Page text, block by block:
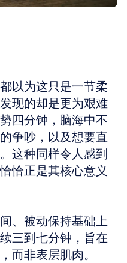
以为这只是一节柔
现的却是更为艰难
四分钟，脑海中不
争吵，以及想要直
这种同样令人感到
恰正是其核心意义
、被动保持基础上
三到七分钟，旨在
而非表层肌肉。